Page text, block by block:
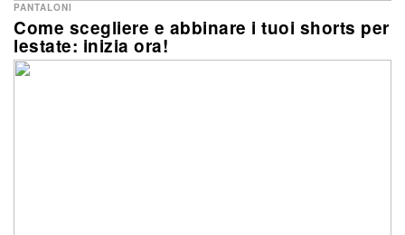
Come scegliere e abbinare i tuoi shorts per
lestate: inizia ora!
PANTALONI